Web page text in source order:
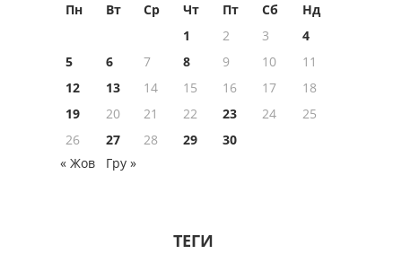
Пн Вт Ср Чт Пт Сб
Нд
1
2 3
4
5
6 7 8 9 10
11
12
13 14 15 16 17
18
19
20 21 22 23 24
25
26
27 28 29
30
« Жов
Гру »
ТЕГИ